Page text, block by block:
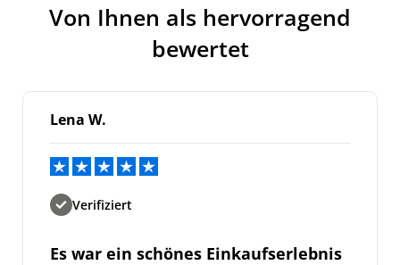
Von Ihnen als hervorragend
bewertet
Lena W.
Verifiziert
Es war ein schönes Einkaufserlebnis